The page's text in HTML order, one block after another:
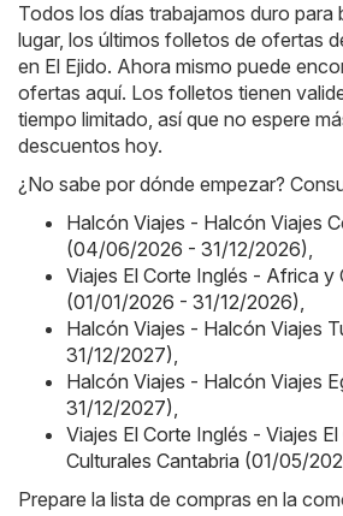
Todos los días trabajamos duro para
lugar, los últimos folletos de ofertas
en El Ejido. Ahora mismo puede
ofertas aquí. Los folletos tienen
tiempo limitado, así que no espere
descuentos hoy.
¿No sabe por dónde empezar?
Halcón Viajes - Halcón Viajes
(04/06/2026 - 31/12/2026),
Viajes El Corte Inglés - Africa y
(01/01/2026 - 31/12/2026),
Halcón Viajes - Halcón Viajes
31/12/2027),
Halcón Viajes - Halcón Viajes
31/12/2027),
Viajes El Corte Inglés - Viajes
Culturales Cantabria (01/05/
Prepare la lista de compras en la